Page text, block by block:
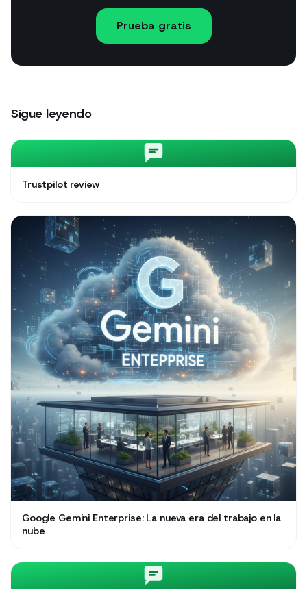
Prueba gratis
Sigue leyendo
Trustpilot review
Google Gemini Enterprise: La nueva era del trabajo en la
nube